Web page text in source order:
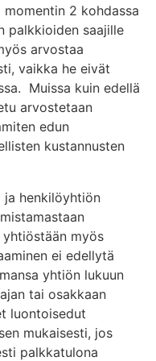
momentin 2 kohdassa
palkkioiden saajille
arvostaa
vaikka he eivät
Muissa kuin edellä
arvostetaan
edun
kustannusten
ja henkilöyhtiön
myös
ei edellytä
yhtiön lukuun
tai osakkaan
luontoisedut
mukaisesti, jos
palkkatulona